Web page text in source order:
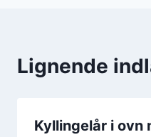
Lignende
Kyllingelår i ovn